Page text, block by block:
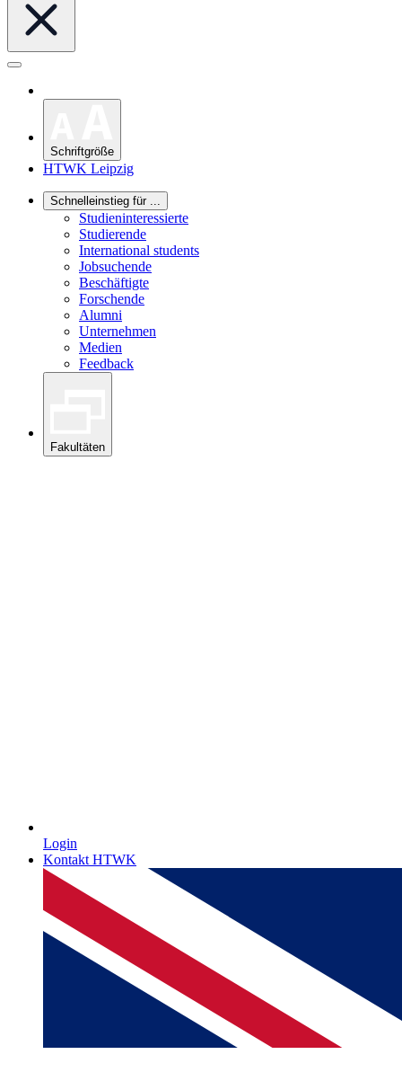
Schriftgröße
HTWK Leipzig
Schnelleinstieg für ...
Studieninteressierte
Studierende
International students
Jobsuchende
Beschäftigte
Forschende
Alumni
Unternehmen
Medien
Feedback
Fakultäten
Login
Kontakt HTWK